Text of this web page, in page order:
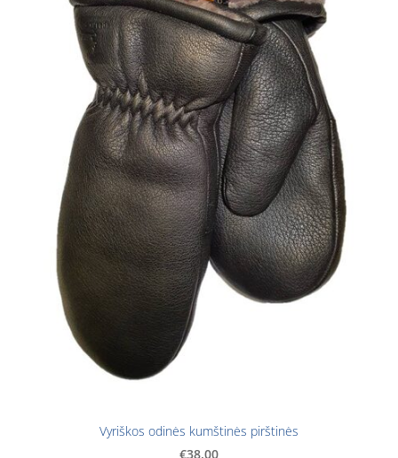
Vyriškos odinės kumštinės pirštinės
€38.00